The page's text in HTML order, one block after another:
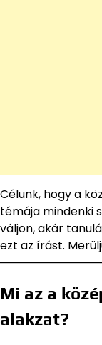
Célunk, hogy a
témája mindenki
váljon, akár
ezt az írást.
Mi az a
alakzat?